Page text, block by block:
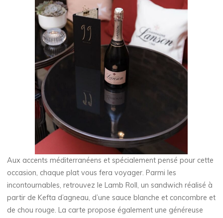
Aux accents méditerranéens et spécialement pensé pour cette
occasion, chaque plat vous fera voyager. Parmi les
incontournables, retrouvez le Lamb Roll, un sandwich réalisé à
partir de Kefta d’agneau, d’une sauce blanche et concombre et
de chou rouge. La carte propose également une généreuse